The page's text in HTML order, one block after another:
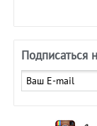
Подписаться